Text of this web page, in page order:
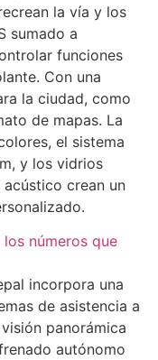
la vía y los
sumado a
funciones
Con una
la ciudad, como
de mapas. La
el sistema
y los vidrios
crean un
los números que
incorpora una
de asistencia a
panorámica
autónomo